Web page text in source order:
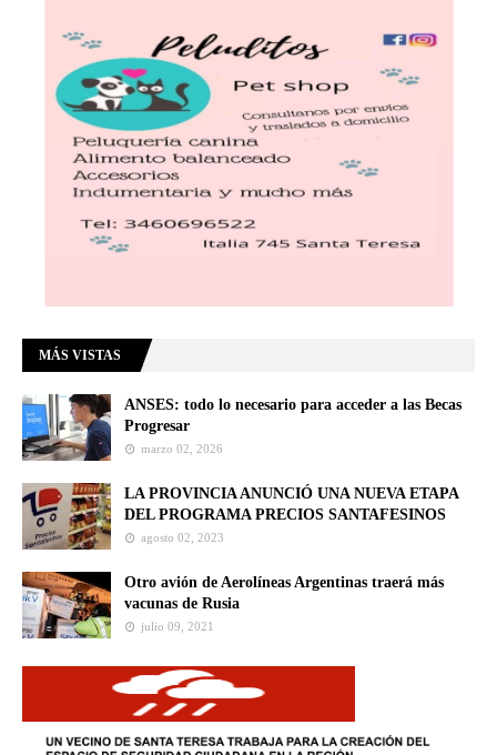
MÁS VISTAS
ANSES: todo lo necesario para acceder a las Becas
Progresar
marzo 02, 2026
LA PROVINCIA ANUNCIÓ UNA NUEVA ETAPA
DEL PROGRAMA PRECIOS SANTAFESINOS
agosto 02, 2023
Otro avión de Aerolíneas Argentinas traerá más
vacunas de Rusia
julio 09, 2021